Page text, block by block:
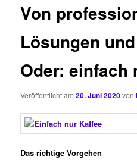
Von
Lösungen
Oder: einfach
Veröffentlicht am20. Juni 2020von
Das richtige Vorgehen